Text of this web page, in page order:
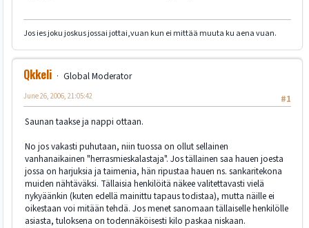
Jos ies joku joskus jossai jottai,vuan kun ei mittää muuta ku aena vuan.
Qkkeli
Global Moderator
#1
June 26, 2006, 21:05:42
Saunan taakse ja nappi ottaan.
No jos vakasti puhutaan, niin tuossa on ollut sellainen
vanhanaikainen "herrasmieskalastaja". Jos tällainen saa hauen joesta
jossa on harjuksia ja taimenia, hän ripustaa hauen ns. sankaritekona
muiden nähtäväksi. Tällaisia henkilöitä näkee valitettavasti vielä
nykyäänkin (kuten edellä mainittu tapaus todistaa), mutta näille ei
oikestaan voi mitään tehdä. Jos menet sanomaan tällaiselle henkilölle
asiasta, tuloksena on todennäköisesti kilo paskaa niskaan.